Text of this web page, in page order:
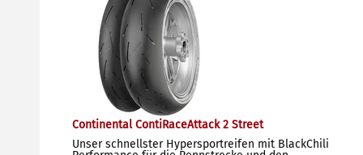
Continental ContiRaceAttack 2 Street
Unser schnellster Hypersportreifen mit BlackChili